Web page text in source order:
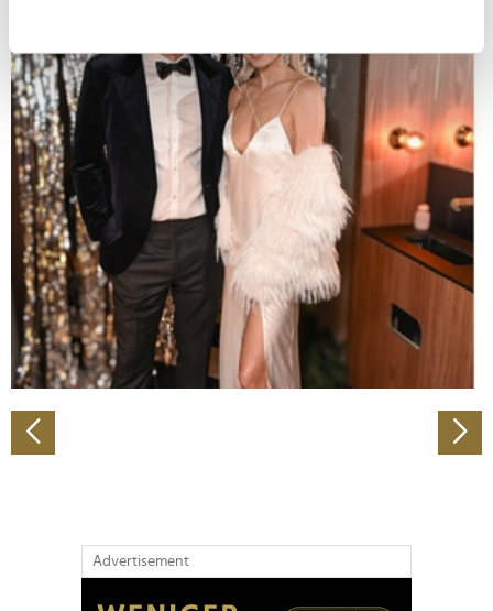
bestimmten Merkmalen (Fingerprinting) identifizieren
Erfahren Sie mehr darüber, wie Ihre persönlichen Daten
verarbeitet werden, und legen Sie Ihre Präferenzen im
Abschnitt Einzelheiten
fest.
Wir verwenden Cookies, um Inhalte und Anzeigen zu
personalisieren, Funktionen für soziale Medien anbieten
zu können und die Zugriffe auf unsere Website zu
analysieren. Außerdem geben wir Informationen zu Ihrer
Verwendung unserer Website an unsere Partner für
soziale Medien, Werbung und Analysen weiter. Unsere
Partner führen diese Informationen möglicherweise mit
haben oder die sie im Rahmen Ihrer Nutzung der Dienste
gesammelt haben.
Advertisement